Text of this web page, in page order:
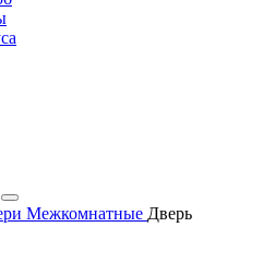
Межкомнатные Дверь